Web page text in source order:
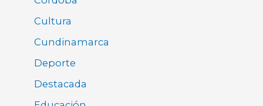
Cultura
Cundinamarca
Deporte
Destacada